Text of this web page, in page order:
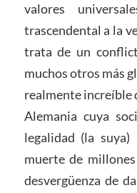
valores
trascendental a la
trata de un
muchos otros más
realmente increíble
Alemania cuya
legalidad (la
muerte de
desvergüenza de